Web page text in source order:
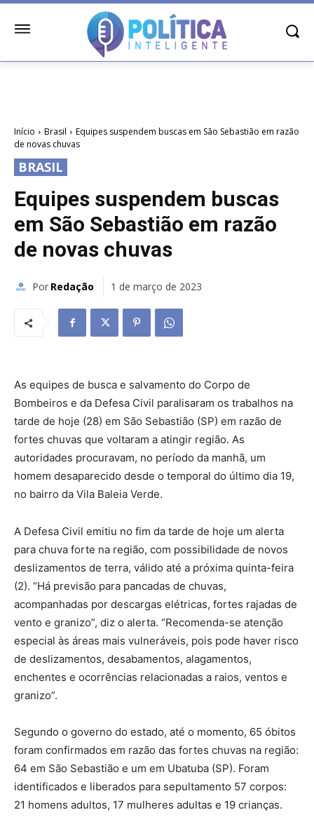
Início Brasil
Equipes suspendem buscas em São Sebastião em razão
de novas chuvas
BRASIL
Equipes suspendem buscas
em São Sebastião em razão
de novas chuvas
Por Redação 1 de março de 2023
As equipes de busca e salvamento do Corpo de
Bombeiros e da Defesa Civil paralisaram os trabalhos na
tarde de hoje (28) em São Sebastião (SP) em razão de
fortes chuvas que voltaram a atingir região. As
autoridades procuravam, no período da manhã, um
homem desaparecido desde o temporal do último dia 19,
no bairro da Vila Baleia Verde.
A Defesa Civil emitiu no fim da tarde de hoje um alerta
para chuva forte na região, com possibilidade de novos
deslizamentos de terra, válido até a próxima quinta-feira
(2). “Há previsão para pancadas de chuvas,
acompanhadas por descargas elétricas, fortes rajadas de
vento e granizo”, diz o alerta. “Recomenda-se atenção
especial às áreas mais vulneráveis, pois pode haver risco
de deslizamentos, desabamentos, alagamentos,
enchentes e ocorrências relacionadas a raios, ventos e
granizo”.
Segundo o governo do estado, até o momento, 65 óbitos
foram confirmados em razão das fortes chuvas na região:
64 em São Sebastião e um em Ubatuba (SP). Foram
identificados e liberados para sepultamento 57 corpos:
21 homens adultos, 17 mulheres adultas e 19 crianças.